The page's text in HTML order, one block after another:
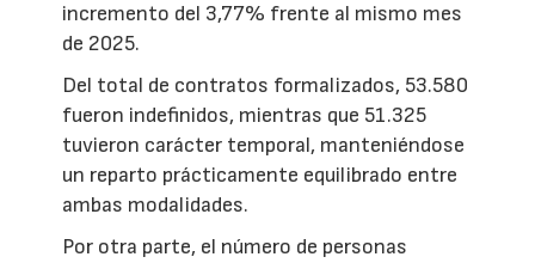
incremento del 3,77% frente al mismo mes
de 2025.
Del total de contratos formalizados, 53.580
fueron indefinidos, mientras que 51.325
tuvieron carácter temporal, manteniéndose
un reparto prácticamente equilibrado entre
ambas modalidades.
Por otra parte, el número de personas